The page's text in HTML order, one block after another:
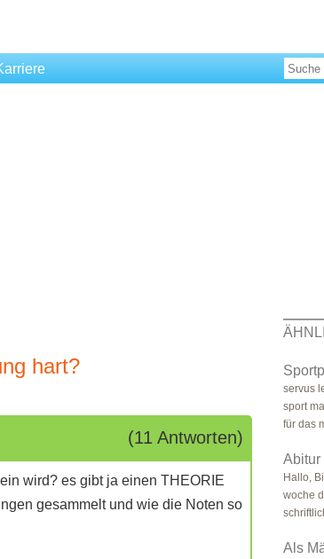
hart?
(11 Antworten)
wird? es gibt ja einen THEORIE
gesammelt und wie die Noten so
servus
sport
für das
Abitur
Hallo,
woche
Als